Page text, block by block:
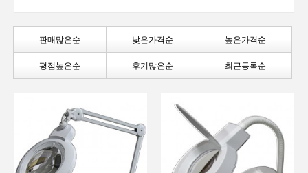
판매많은순 낮은가격순 높은가격순
평점높은순 후기많은순 최근등록순